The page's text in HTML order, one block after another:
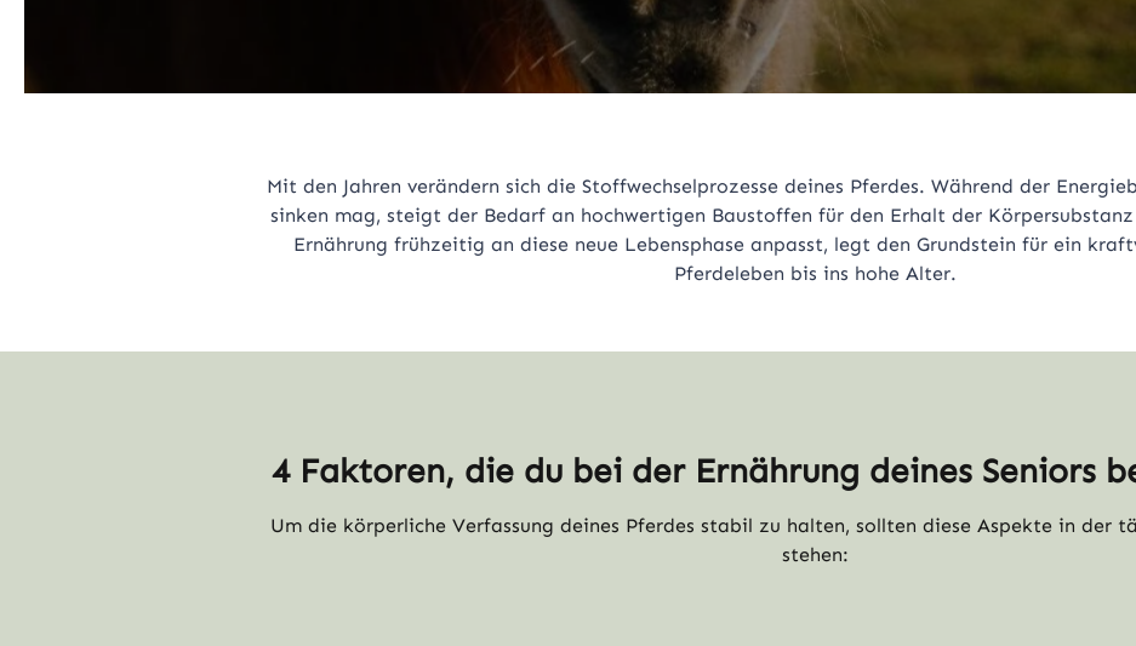
Mit den Jahren verändern sich die Stoffwechselprozesse deines Pferdes. Während der
sinken mag, steigt der Bedarf an hochwertigen Baustoffen für den Erhalt der
Ernährung frühzeitig an diese neue Lebensphase anpasst, legt den Grundstein für ein
Pferdeleben bis ins hohe Alter.
4 Faktoren, die du bei der Ernährung deines Seniors
Um die körperliche Verfassung deines Pferdes stabil zu halten, sollten diese Aspekte in der
stehen: